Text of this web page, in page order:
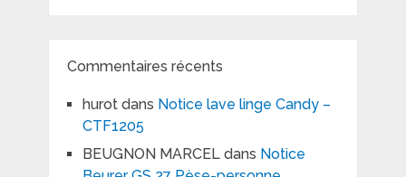
Commentaires récents
hurotdans Notice lave linge Candy –
CTF1205
BEUGNON MARCELdans Notice